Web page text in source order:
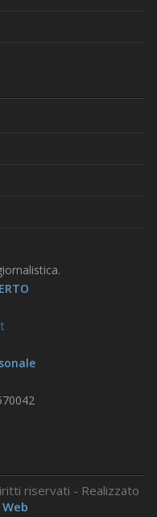
riservati - Realizzato